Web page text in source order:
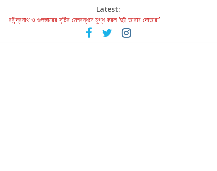
Latest:
রবীন্দ্রনাথ ও গুলজারের সৃষ্টির মেলবন্ধনে মুগ্ধ করল ‘দুই তারার দোতারা’
কলের গান থেকে রীলস্ — বাঙালির গান শোনার বিবর্তনের গল্প
জগন্নাথমঙ্গলম্ — বাংলায় প্রথমবার মঞ্চে এবার রথযাত্রার উদযাপন